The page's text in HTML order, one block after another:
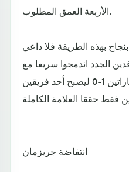
الأربعة العمق المطلوب.
بهذه الطريقة فلا داعي
الجدد اندمجوا سريعا مع
الفريق الذي فاز في أول مباراتين 1-0 ليصبح أحد فريقين
انتفاضة جريزمان